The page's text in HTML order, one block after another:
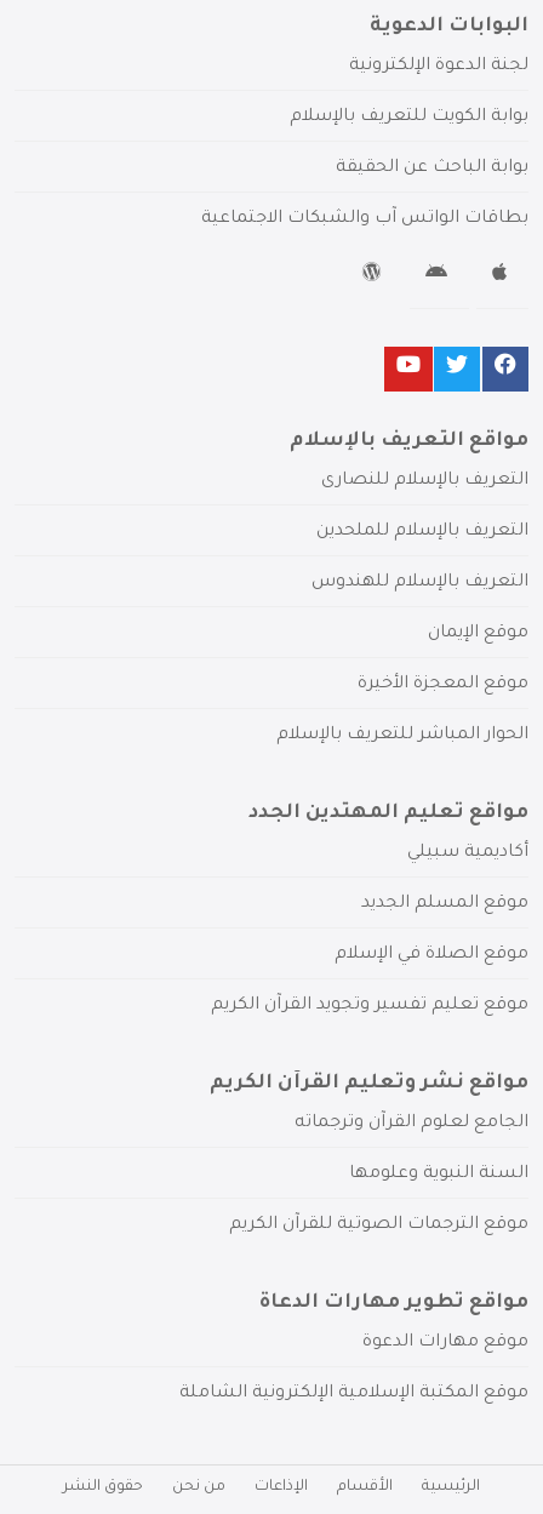
البوابات الدعوية
لجنة الدعوة الإلكترونية
بوابة الكويت للتعريف بالإسلام
بوابة الباحث عن الحقيقة
بطاقات الواتس آب والشبكات الاجتماعية
مواقع التعريف بالإسلام
التعريف بالإسلام للنصارى
التعريف بالإسلام للملحدين
التعريف بالإسلام للهندوس
موقع الإيمان
موقع المعجزة الأخيرة
الحوار المباشر للتعريف بالإسلام
مواقع تعليم المهتدين الجدد
أكاديمية سبيلي
موقع المسلم الجديد
موقع الصلاة في الإسلام
موقع تعليم تفسير وتجويد القرآن الكريم
مواقع نشر وتعليم القرآن الكريم
الجامع لعلوم القرآن وترجماته
السنة النبوية وعلومها
موقع الترجمات الصوتية للقرآن الكريم
مواقع تطوير مهارات الدعاة
موقع مهارات الدعوة
موقع المكتبة الإسلامية الإلكترونية الشاملة
الرئيسية الأقسام الإذاعات من نحن حقوق النشر